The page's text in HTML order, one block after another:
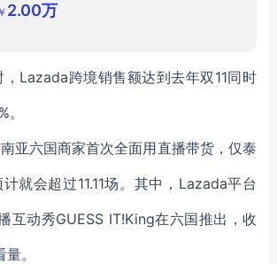
￥ 2.00万
，Lazada跨境销售额达到去年双11同时
亚六国商家首次全面用直播带货，仅泰
就会超过11.11场。其中，Lazada平台
互动秀GUESS IT!King在六国推出，收
。